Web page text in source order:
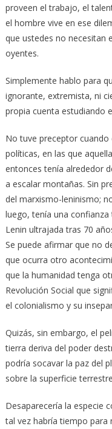
proveen el trabajo, el
el hombre vive en ese
que ustedes no necesitan
oyentes.
Simplemente hablo para
ignorante, extremista, ni
propia cuenta estudiando
No tuve preceptor cuando
políticas, en las que
entonces tenía alrededor
a escalar montañas. Sin
del marxismo-leninismo;
luego, tenía una
Lenin ultrajada tras 70
Se puede afirmar que no
que ocurra otro
que la humanidad tenga
Revolución Social que
el colonialismo y su
Quizás, sin embargo, el
tierra deriva del poder
podría socavar la paz del
sobre la superficie
Desaparecería la especie
tal vez habría tiempo para